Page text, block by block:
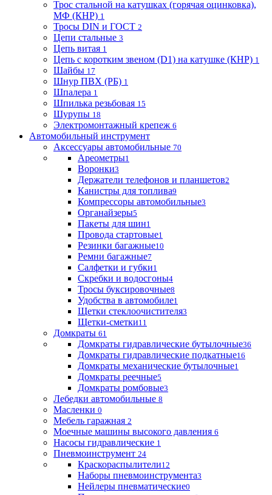
Трос стальной на катушках (горячая оцинковка),
МФ (КНР) 1
Тросы DIN и ГОСТ 2
Цепи стальные 3
Цепь витая 1
Цепь с коротким звеном (D1) на катушке (КНР) 1
Шайбы 17
Шнур ПВХ (РБ) 1
Шпалера 1
Шпилька резьбовая 15
Шурупы 18
Электромонтажный крепеж 6
Автомобильный инструмент
Аксессуары автомобильные 70
Ареометры1
Воронки3
Держатели телефонов и планшетов2
Канистры для топлива9
Компрессоры автомобильные3
Органайзеры5
Пакеты для шин1
Провода стартовые1
Резинки багажные10
Ремни багажные7
Салфетки и губки1
Скребки и водосгоны4
Тросы буксировочные8
Удобства в автомобиле1
Щетки стеклоочистителя3
Щетки-сметки11
Домкраты 61
Домкраты гидравлические бутылочные36
Домкраты гидравлические подкатные16
Домкраты механические бутылочные1
Домкраты реечные5
Домкраты ромбовые3
Лебедки автомобильные 8
Масленки 0
Мебель гаражная 2
Моечные машины высокого давления 6
Насосы гидравлические 1
Пневмоинструмент 24
Краскораспылители12
Наборы пневмоинструмента3
Нейлеры пневматические0